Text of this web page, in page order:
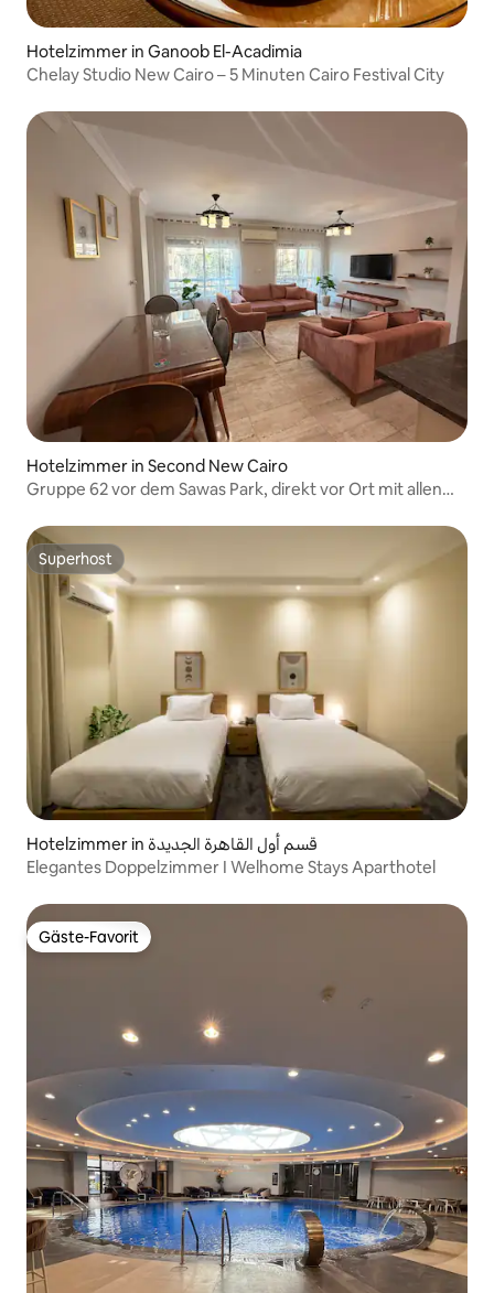
Hotelzimmer in Ganoob El-Acadimia
Chelay Studio New Cairo – 5 Minuten Cairo Festival City
Hotelzimmer in Second New Cairo
Gruppe 62 vor dem Sawas Park, direkt vor Ort mit allen
Superhost
Superhost
Hotelzimmer in قسم أول القاهرة الجديدة
Elegantes Doppelzimmer I Welhome Stays Aparthotel
Gäste-Favorit
Gäste-Favorit